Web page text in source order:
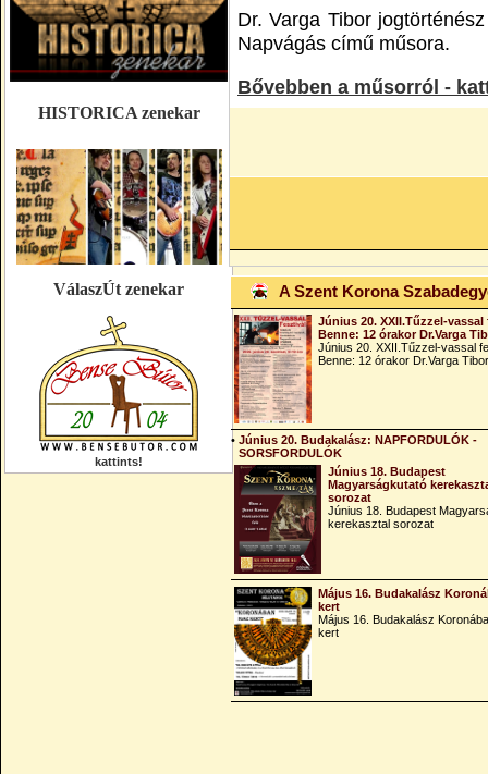
HISTORICA zenekar
VálaszÚt zenekar
kattints!
Dr. Varga Tibor
Napvágás című műsora.
Bővebben a műsorról -
A Szent Korona
Június 20. XXII.Tűzzel-
Benne: 12 órakor Dr.Varga
Június 20. XXII.Tűzzel-vassal
Benne: 12 órakor Dr.Varga Tibor
• Június 20. Budakalász: NAPFORDULÓK -
SORSFORDULÓK
Június 18. Budapest
Magyarságkutató
sorozat
Június 18. Budapest
kerekasztal sorozat
Május 16. Budakalász
kert
Május 16. Budakalász
kert